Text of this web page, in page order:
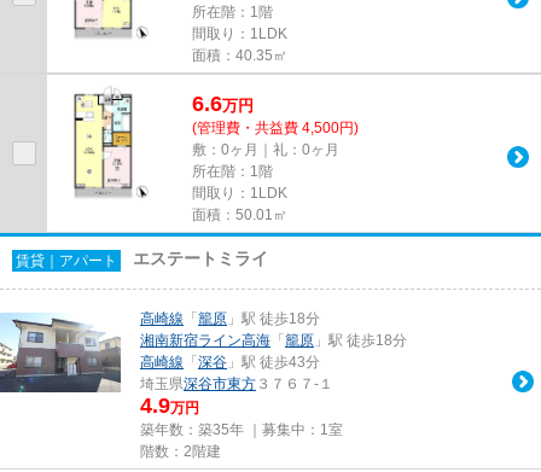
所在階：1階
間取り：1LDK
面積：40.35㎡
6.6万円
(管理費・共益費 4,500円)
敷：0ヶ月｜礼：0ヶ月
所在階：1階
間取り：1LDK
面積：50.01㎡
賃貸｜アパート エステートミライ
高崎線 「籠原 」駅 徒歩18分
湘南新宿ライン高海 「籠原 」駅 徒歩18分
高崎線 「深谷 」駅 徒歩43分
埼玉県深谷市東方 ３７６７-１
4.9万円
築年数：築35年 ｜募集中： 1室
階数：2階建